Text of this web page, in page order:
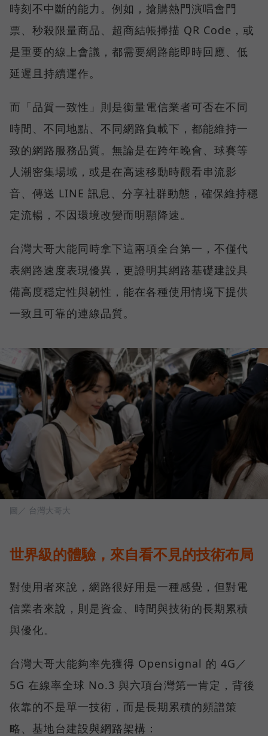
時刻不中斷的能力。例如，搶購熱門演唱會門
票、秒殺限量商品、超商結帳掃描 QR Code，或
是重要的線上會議，都需要網路能即時回應、低
延遲且持續運作。
而「品質一致性」則是衡量電信業者可否在不同
時間、不同地點、不同網路負載下，都能維持一
致的網路服務品質。無論是在跨年晚會、球賽等
人潮密集場域，或是在高速移動時觀看串流影
音、傳送 LINE 訊息、分享社群動態，確保維持穩
定流暢，不因環境改變而明顯降速。
台灣大哥大能同時拿下這兩項全台第一，不僅代
表網路速度表現優異，更證明其網路基礎建設具
備高度穩定性與韌性，能在各種使用情境下提供
一致且可靠的連線品質。
圖／ 台灣大哥大
世界級的體驗，來自看不見的技術布局
對使用者來說，網路很好用是一種感覺，但對電
信業者來說，則是資金、時間與技術的長期累積
與優化。
台灣大哥大能夠率先獲得 Opensignal 的 4G／
5G 在線率全球 No.3 與六項台灣第一肯定，背後
依靠的不是單一技術，而是長期累積的頻譜策
略、基地台建設與網路架構：